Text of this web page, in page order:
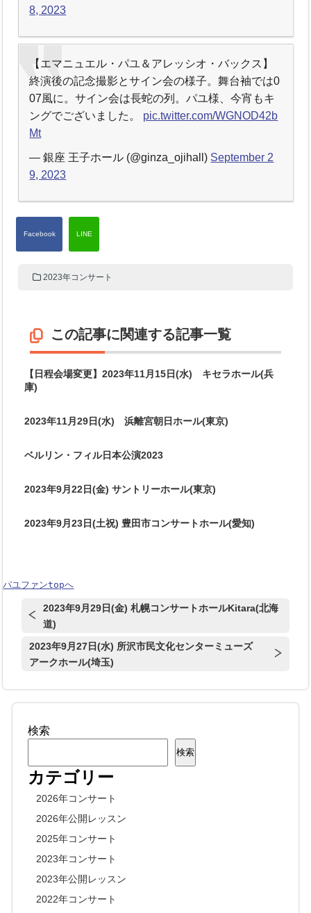
8, 2023
【エマニュエル・パユ＆アレッシオ・バックス】
終演後の記念撮影とサイン会の様子。舞台袖では0
07風に。サイン会は長蛇の列。パユ様、今宵もキ
ングでございました。 pic.twitter.com/WGNOD42b
Mt
— 銀座 王子ホール (@ginza_ojihall) September 2
9, 2023
2023年コンサート
この記事に関連する記事一覧
【日程会場変更】2023年11月15日(水) キセラホール(兵
庫)
2023年11月29日(水) 浜離宮朝日ホール(東京)
ベルリン・フィル日本公演2023
2023年9月22日(金) サントリーホール(東京)
2023年9月23日(土祝) 豊田市コンサートホール(愛知)
パユファンtopへ
2023年9月29日(金) 札幌コンサートホールKitara(北海
道)
2023年9月27日(水) 所沢市民文化センターミューズ
アークホール(埼玉)
検索
検索
カテゴリー
2026年コンサート
2026年公開レッスン
2025年コンサート
2023年コンサート
2023年公開レッスン
2022年コンサート